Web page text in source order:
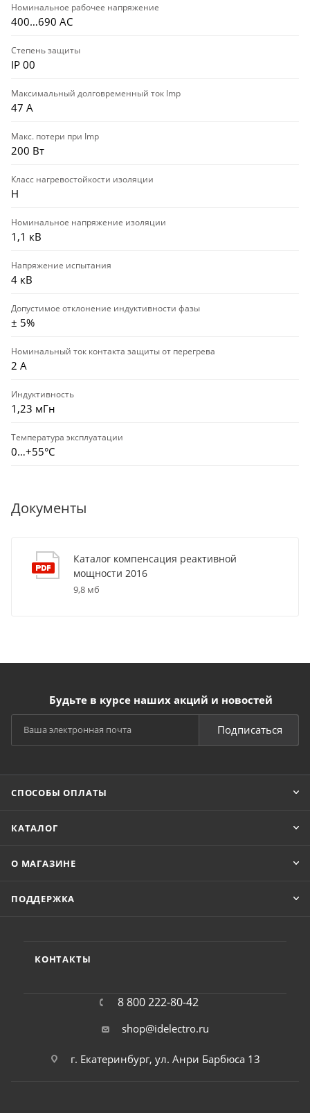
Номинальное рабочее напряжение
400…690 АС
Степень защиты
IP 00
Максимальный долговременный ток Imp
47 А
Макс. потери при Imp
200 Вт
Класс нагревостойкости изоляции
Н
Номинальное напряжение изоляции
1,1 кВ
Напряжение испытания
4 кВ
Допустимое отклонение индуктивности фазы
± 5%
Номинальный ток контакта защиты от перегрева
2 А
Индуктивность
1,23 мГн
Температура эксплуатации
0…+55°С
Документы
Каталог компенсация реактивной
мощности 2016
9,8 мб
Будьте в курсе наших акций и новостей
Подписаться
СПОСОБЫ ОПЛАТЫ
КАТАЛОГ
О МАГАЗИНЕ
ПОДДЕРЖКА
КОНТАКТЫ
8 800 222-80-42
shop@idelectro.ru
г. Екатеринбург, ул. Анри Барбюса 13